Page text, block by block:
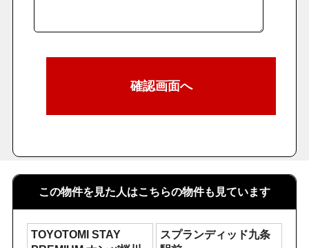
この物件を見た人はこちらの物件も見ています
TOYOTOMI STAY
スプランディッド九条